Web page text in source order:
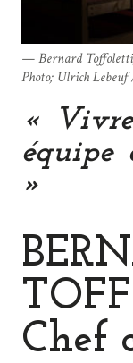
Bernard
Photo; Ulrich
«
équipe
»
Chef